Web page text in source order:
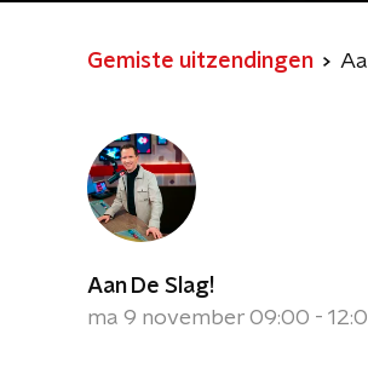
Gemiste uitzendingen
Aan De Slag!
ma 9 november 09:00 -